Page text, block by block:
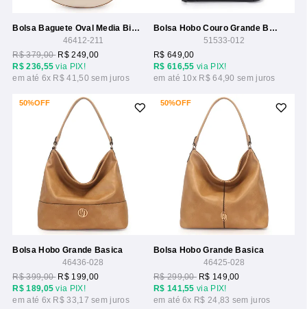
Bolsa Baguete Oval Media Bicolor
46412-211
R$ 236,55 via PIX!
R$ 379,00 R$ 249,00
6x R$ 41,50
Bolsa Hobo Couro Grande Basica
51533-012
R$ 616,55 via PIX!
R$ 649,00
10x R$ 64,90
50%OFF
Bolsa Hobo Grande Basica
46436-028
R$ 189,05 via PIX!
R$ 399,00 R$ 199,00
6x R$ 33,17
50%OFF
Bolsa Hobo Grande Basica
46425-028
R$ 141,55 via PIX!
R$ 299,00 R$ 149,00
6x R$ 24,83